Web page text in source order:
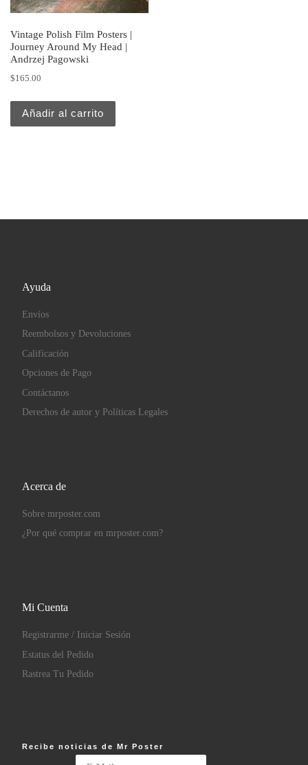
Vintage Polish Film Posters |
Journey Around My Head |
Andrzej Pagowski
$165.00
Añadir al carrito
Ayuda
Envíos
Reembolsos y Devoluciones
Calificación
Opciones de Pago
Contáctanos
Derechos de autor y Políticas Legales
Acerca de
Sobre mrposter.com
¿Por qué comprar en mrposter.com?
Mi Cuenta
Registrarme / Iniciar Sesión
Estatus del Pedido
Rastrea Tu Pedido
Recibe noticias de Mr Poster